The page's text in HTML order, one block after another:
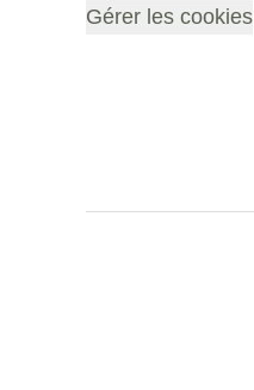
Gérer les cookies